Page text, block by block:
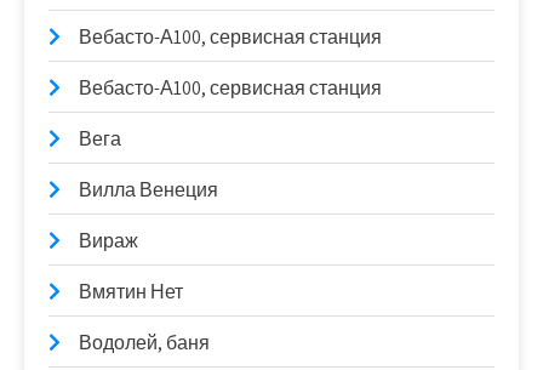
Вебасто-А100, сервисная станция
Вебасто-А100, сервисная станция
Вега
Вилла Венеция
Вираж
Вмятин Нет
Водолей, баня